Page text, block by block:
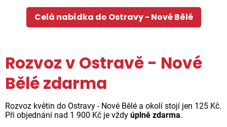
Celá nabídka do Ostravy - Nové Bělé
Rozvoz v Ostravě - Nové
Bělé zdarma
Rozvoz květin do Ostravy - Nové Bělé a okolí stojí jen 125 Kč.
Při objednání nad 1 900 Kč je vždy úplně zdarma.